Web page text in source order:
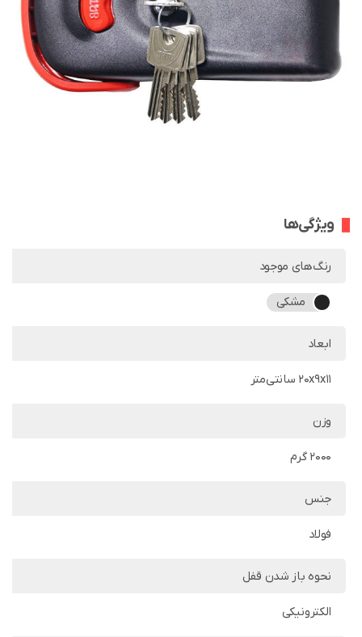
ویژگی‌ها
رنگ‌های موجود
مشکی
ابعاد
20x9x11 سانتی‌متر
وزن
2000 گرم
جنس
فولاد
نحوه باز شدن قفل
الکترونیکی